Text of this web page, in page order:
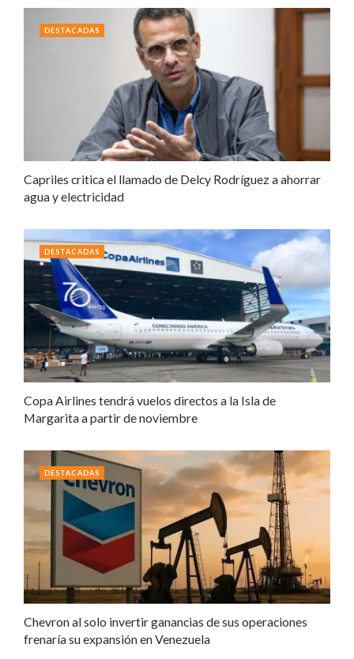
Capriles critica el llamado de Delcy Rodríguez a ahorrar
agua y electricidad
DESTACADAS
Copa Airlines tendrá vuelos directos a la Isla de
Margarita a partir de noviembre
DESTACADAS
Chevron al solo invertir ganancias de sus operaciones
frenaría su expansión en Venezuela
DESTACADAS